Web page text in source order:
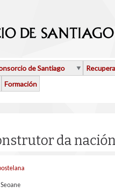
de Santiago
Formación
da